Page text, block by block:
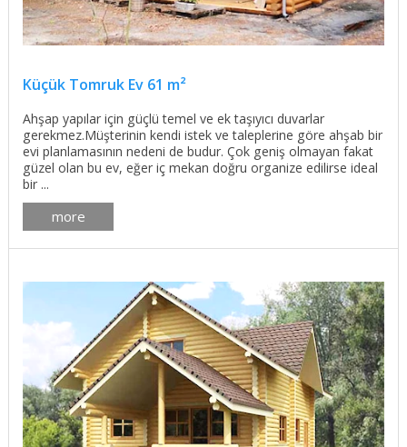
Küçük Tomruk Ev 61 m²
Ahşap yapılar için güçlü temel ve ek taşıyıcı duvarlar
gerekmez.Müşterinin kendi istek ve taleplerine göre ahşab bir
evi planlamasının nedeni de budur. Çok geniş olmayan fakat
güzel olan bu ev, eğer iç mekan doğru organize edilirse ideal
bir ...
more